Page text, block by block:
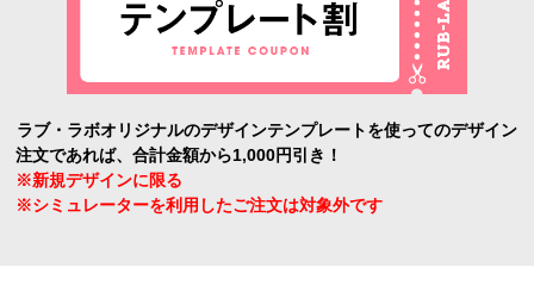
ラブ・ラボオリジナルのデザインテンプレートを使ってのデザイン
注文であれば、合計金額から1,000円引き！
※新規デザインに限る
※シミュレーターを利用したご注文は対象外です